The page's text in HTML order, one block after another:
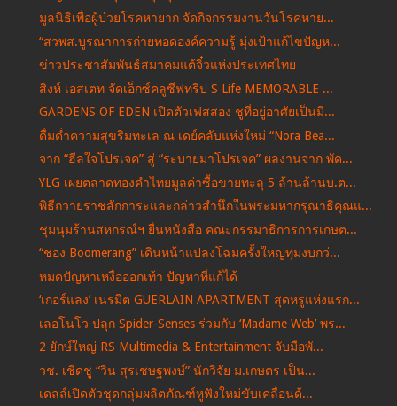
มูลนิธิเพื่อผู้ป่วยโรคหายาก จัดกิจกรรมงานวันโรคหาย...
“สวพส.บูรณาการถ่ายทอดองค์ความรู้ มุ่งเป้าแก้ไขปัญห...
ข่าวประชาสัมพันธ์สมาคมแต้จิ๋วแห่งประเทศไทย
สิงห์ เอสเตท จัดเอ็กซ์คลูซีฟทริป S Life MEMORABLE ...
GARDENS OF EDEN เปิดตัวเฟสสอง ชูที่อยู่อาศัยเป็นมิ...
ดื่มด่ำความสุขริมทะเล ณ เดย์คลับแห่งใหม่ “Nora Bea...
จาก “ฮีลใจโปรเจค” สู่ “ระบายมาโปรเจค” ผลงานจาก พัด...
YLG เผยตลาดทองคำไทยมูลค่าซื้อขายทะลุ 5 ล้านล้านบ.ต...
พิธีถวายราชสักการะและกล่าวสำนึกในพระมหากรุณาธิคุณแ...
ชุมนุมร้านสหกรณ์ฯ ยื่นหนังสือ คณะกรรมาธิการการเกษต...
“ช่อง Boomerang” เดินหน้าแปลงโฉมครั้งใหญ่ทุ่มงบกว่...
หมดปัญหาเหงื่อออกเท้า ปัญหาที่แก้ได้
‘เกอร์แลง’ เนรมิต GUERLAIN APARTMENT สุดหรูแห่งแรก...
เลอโนโว ปลุก Spider-Senses ร่วมกับ ‘Madame Web’ พร...
2 ยักษ์ใหญ่ RS Multimedia & Entertainment จับมือพั...
วช. เชิดชู “วิน สุรเชษฐพงษ์” นักวิจัย ม.เกษตร เป็น...
เดลล์เปิดตัวชุดกลุ่มผลิตภัณฑ์หูฟังใหม่ขับเคลื่อนด้...